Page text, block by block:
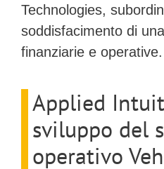
Technologies,
soddisfacimento di
finanziarie e operative.
Applied
sviluppo del
operativo